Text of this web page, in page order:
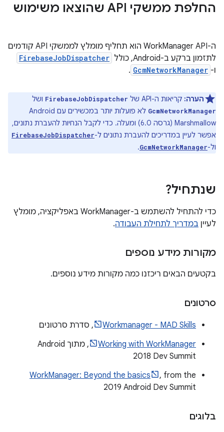
החלפת ממשקי API שהוצאו משימוש
ה-WorkManager API הוא תחליף מומלץ לממשקי API קודמים
לתזמון ברקע ב-Android, כולל
FirebaseJobDispatcher
ו- GcmNetworkManager
.
הערה: קריאות ה-API של FirebaseJobDispatcher ושל
GcmNetworkManager
לא פועלות יותר במכשירים עם Android
Marshmallow (גרסה 6.0) ומעלה. כדי לקבל הנחיות להעברת נתונים,
אפשר לעיין במדריכים להעברת נתונים ל-FirebaseJobDispatcher
ול-GcmNetworkManager
.
שנתחיל?
כדי להתחיל להשתמש ב-WorkManager באפליקציה, מומלץ
לעיין במדריך לתחילת העבודה.
מקורות מידע נוספים
בקטעים הבאים ריכזנו כמה מקורות מידע נוספים.
סרטונים
Workmanager - MAD Skills
, סדרת סרטונים
Working with WorkManager
, מתוך Android
Dev Summit ‏2018
WorkManager: Beyond the basics
, from the
2019 Android Dev Summit
בלוגים